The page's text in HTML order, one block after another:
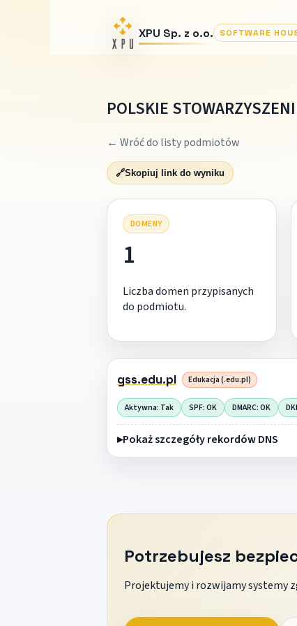
XPU Sp. z o.o. SOFTWARE
POLSKIE
← Wróć do listy podmiotów
🔗Skopiuj link do wyniku
DOMENY
1
Liczba domen przypisanych
do podmiotu.
gss.edu.pl Edukacja (.edu.pl)
Aktywna: Tak SPF: OK DMARC: OK
Pokaż szczegóły rekordów DNS
Potrzebujesz
Projektujemy i rozwijamy systemy